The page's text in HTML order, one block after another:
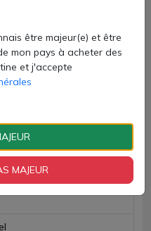
PANIER
sécurisé
être majeur(e) et être
mon pays à acheter des
et j'accepte
MAJEUR